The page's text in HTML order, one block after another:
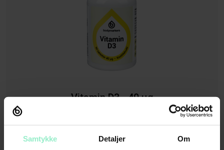
Samtykke Detaljer Om
Vitamin D3 - 40 µg
Prøv vårt veganske Vitamin D3 kosttilskudd, 40
opprettholde normal muskelfunksjon og